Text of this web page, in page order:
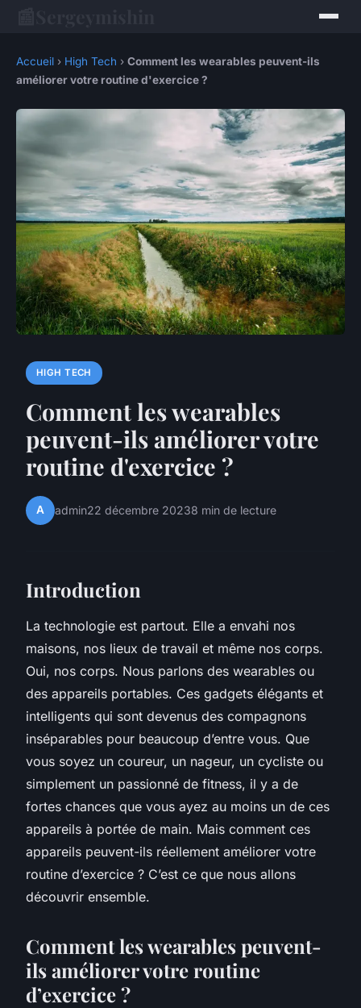
Accueil › High Tech › Comment les wearables peuvent-ils
améliorer votre routine d'exercice ?
HIGH TECH
Comment les wearables
peuvent-ils améliorer votre
routine d'exercice ?
A admin22 décembre 20238 min de lecture
Introduction
La technologie est partout. Elle a envahi nos
maisons, nos lieux de travail et même nos corps.
Oui, nos corps. Nous parlons des wearables ou
des appareils portables. Ces gadgets élégants et
intelligents qui sont devenus des compagnons
inséparables pour beaucoup d’entre vous. Que
vous soyez un coureur, un nageur, un cycliste ou
simplement un passionné de fitness, il y a de
fortes chances que vous ayez au moins un de ces
appareils à portée de main. Mais comment ces
appareils peuvent-ils réellement améliorer votre
routine d’exercice ? C’est ce que nous allons
découvrir ensemble.
Comment les wearables peuvent-
ils améliorer votre routine
d’exercice ?